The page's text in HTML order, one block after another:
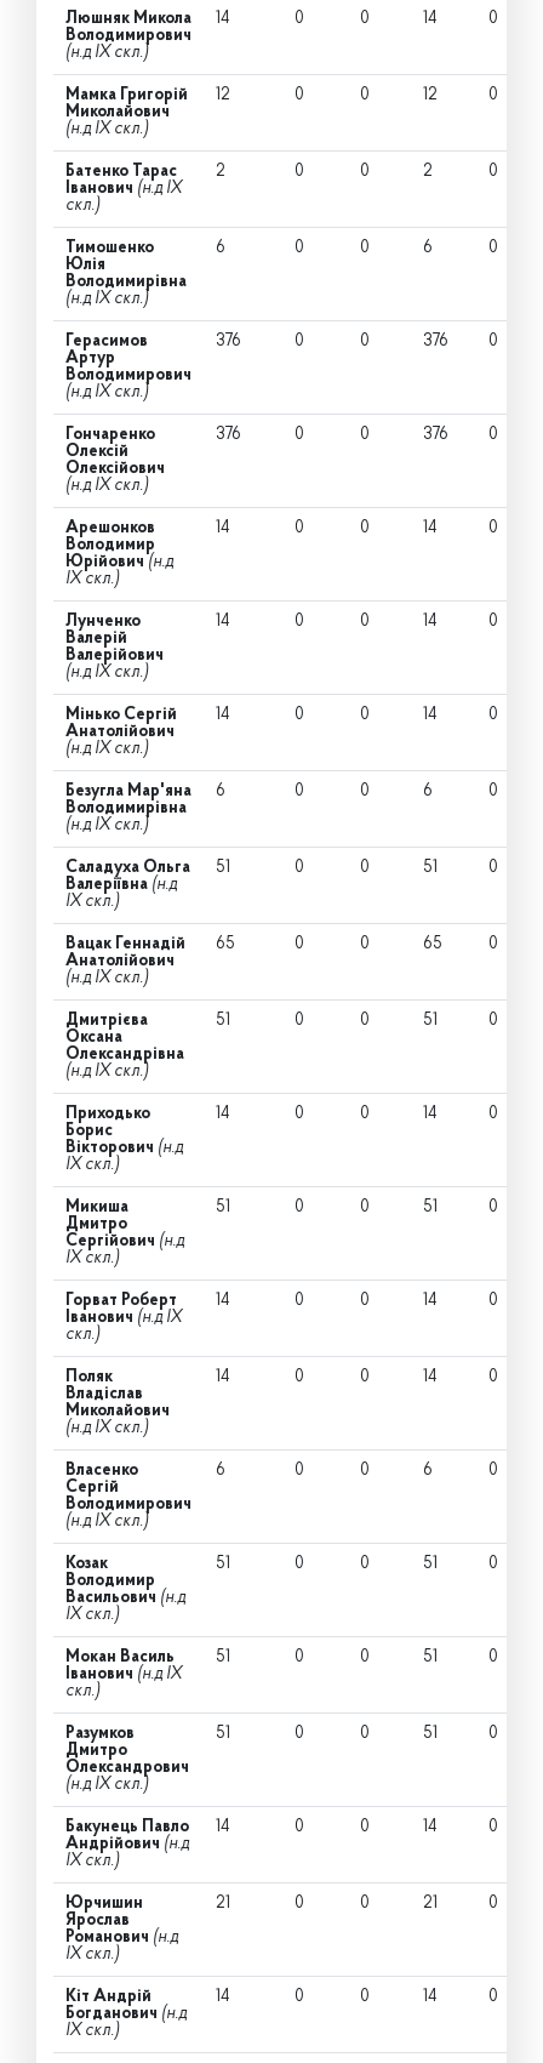
Люшняк Микола
Володимирович
(н.д IX скл.)
14 0 0 14 0
Мамка Григорій
Миколайович
(н.д IX скл.)
12 0 0 12 0
Батенко Тарас
Іванович (н.д IX
скл.)
2 0 0 2 0
Тимошенко
Юлія
Володимирівна
(н.д IX скл.)
6 0 0 6 0
Герасимов
Артур
Володимирович
(н.д IX скл.)
376 0 0 376 0
Гончаренко
Олексій
Олексійович
(н.д IX скл.)
376 0 0 376 0
Арешонков
Володимир
Юрійович (н.д
IX скл.)
14 0 0 14 0
Лунченко
Валерій
Валерійович
(н.д IX скл.)
14 0 0 14 0
Мінько Сергій
Анатолійович
(н.д IX скл.)
14 0 0 14 0
Безугла Мар'яна
Володимирівна
(н.д IX скл.)
6 0 0 6 0
Саладуха Ольга
Валеріївна (н.д
IX скл.)
51 0 0 51 0
Вацак Геннадій
Анатолійович
(н.д IX скл.)
65 0 0 65 0
Дмитрієва
Оксана
Олександрівна
(н.д IX скл.)
51 0 0 51 0
Приходько
Борис
Вікторович (н.д
IX скл.)
14 0 0 14 0
Микиша
Дмитро
Сергійович (н.д
IX скл.)
51 0 0 51 0
Горват Роберт
Іванович (н.д IX
скл.)
14 0 0 14 0
Поляк
Владіслав
Миколайович
(н.д IX скл.)
14 0 0 14 0
Власенко
Сергій
Володимирович
(н.д IX скл.)
6 0 0 6 0
Козак
Володимир
Васильович (н.д
IX скл.)
51 0 0 51 0
Мокан Василь
Іванович (н.д IX
скл.)
51 0 0 51 0
Разумков
Дмитро
Олександрович
(н.д IX скл.)
51 0 0 51 0
Бакунець Павло
Андрійович (н.д
IX скл.)
14 0 0 14 0
Юрчишин
Ярослав
Романович (н.д
IX скл.)
21 0 0 21 0
Кіт Андрій
Богданович (н.д
IX скл.)
14 0 0 14 0